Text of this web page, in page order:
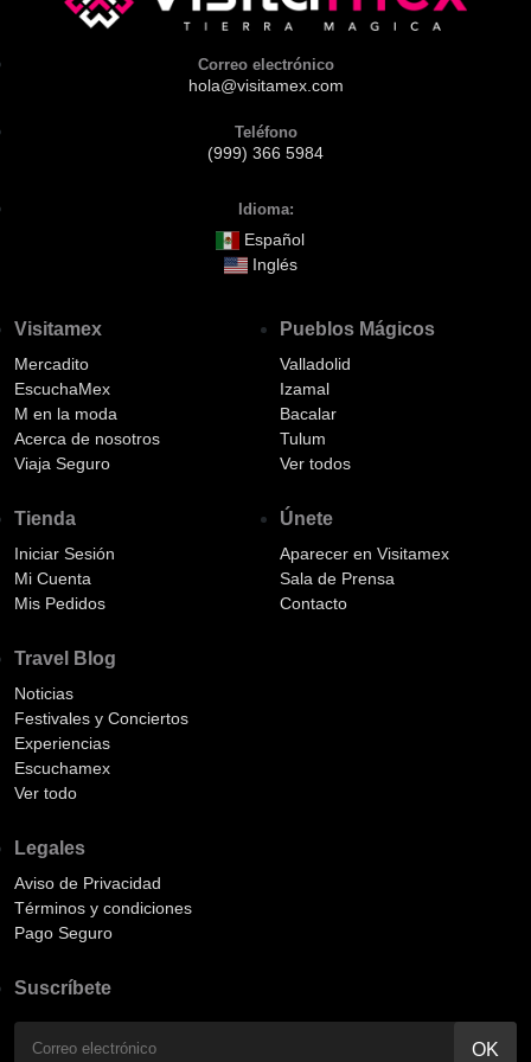
Correo electrónico
hola@visitamex.com
Teléfono
(999) 366 5984
Idioma:
Español
Inglés
Visitamex
Mercadito
EscuchaMex
M en la moda
Acerca de nosotros
Viaja Seguro
Tienda
Iniciar Sesión
Mi Cuenta
Mis Pedidos
Pueblos Mágicos
Valladolid
Izamal
Bacalar
Tulum
Ver todos
Únete
Aparecer en Visitamex
Sala de Prensa
Contacto
Travel Blog
Noticias
Festivales y Conciertos
Experiencias
Escuchamex
Ver todo
Legales
Aviso de Privacidad
Términos y condiciones
Pago Seguro
Suscríbete